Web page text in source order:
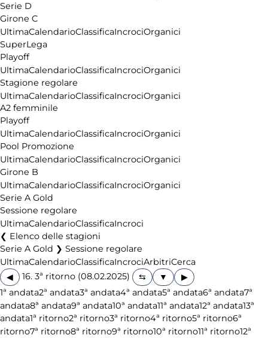
Serie D
Girone C
UltimaCalendarioClassificaIncrociOrganici
SuperLega
Playoff
UltimaCalendarioClassificaIncrociOrganici
Stagione regolare
UltimaCalendarioClassificaIncrociOrganici
A2 femminile
Playoff
UltimaCalendarioClassificaIncrociOrganici
Pool Promozione
UltimaCalendarioClassificaIncrociOrganici
Girone B
UltimaCalendarioClassificaIncrociOrganici
Serie A Gold
Sessione regolare
UltimaCalendarioClassificaIncroci
Elenco delle stagioni
Serie A Gold ❯ Sessione regolare
UltimaCalendarioClassificaIncrociArbitriCerca
◀
16. 3ª ritorno (08.02.2025)
▶
1ª andata2ª andata3ª andata4ª andata5ª andata6ª andata7ª
andata8ª andata9ª andata10ª andata11ª andata12ª andata13ª
andata1ª ritorno2ª ritorno3ª ritorno4ª ritorno5ª ritorno6ª
ritorno7ª ritorno8ª ritorno9ª ritorno10ª ritorno11ª ritorno12ª